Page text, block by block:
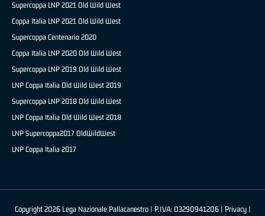
Supercoppa LNP 2021 Old Wild West
Coppa Italia LNP 2021 Old Wild West
Supercoppa Centenario 2020
Coppa Italia LNP 2020 Old Wild West
Supercoppa LNP 2019 Old Wild West
LNP Coppa Italia Old Wild West 2019
Supercoppa LNP 2018 Old Wild West
LNP Coppa Italia Old Wild West 2018
LNP Supercoppa2017 OldWildWest
LNP Coppa Italia 2017
Copyright 2026 Lega Nazionale Pallacanestro | P.IVA: 03290941206 | Privacy|